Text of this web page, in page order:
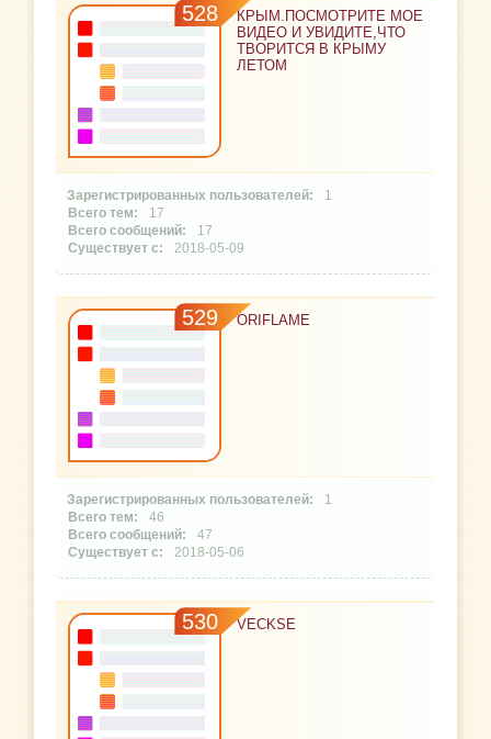
528
КРЫМ.ПОСМОТРИТЕ МОЕ
ВИДЕО И УВИДИТЕ,ЧТО
ТВОРИТСЯ В КРЫМУ
ЛЕТОМ
1
17
17
2018-05-09
529 ORIFLAME
1
46
47
2018-05-06
530 VECKSE